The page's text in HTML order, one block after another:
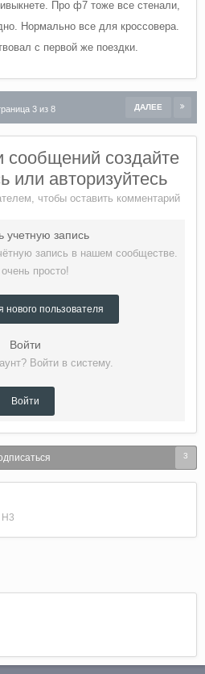
Про ф7 тоже все стенали,
Нормально все для кроссовера.
с первой же поездки.
ДАЛЕЕ
3 из 8
сообщений создайте
или авторизуйтесь
чтобы оставить комментарий
учетную запись
запись в нашем сообществе.
просто!
нового пользователя
Войти
Войти в систему.
Войти
3